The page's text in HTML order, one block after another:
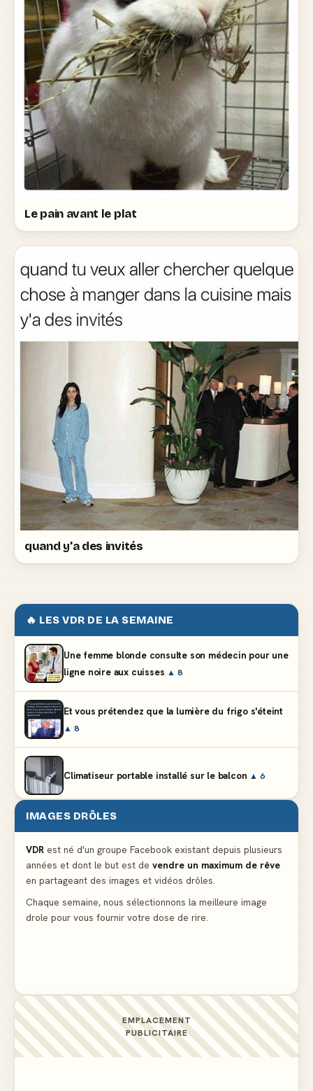
Le pain avant le plat
quand y'a des invités
🔥 LES VDR DE LA SEMAINE
Une femme blonde consulte son médecin pour une
ligne noire aux cuisses ▲ 8
Et vous prétendez que la lumière du frigo s'éteint
▲ 8
Climatiseur portable installé sur le balcon ▲ 6
Partager l'addition alors que vous n'avez pris
Le mendiant revient avec un livre de cuisine
IMAGES DRÔLES
VDR est né d'un groupe Facebook existant depuis plusieurs
années et dont le but est de vendre un maximum de rêve
en partageant des images et vidéos drôles.
Chaque semaine, nous sélectionnons la meilleure image
drole pour vous fournir votre dose de rire.
EMPLACEMENT
PUBLICITAIRE